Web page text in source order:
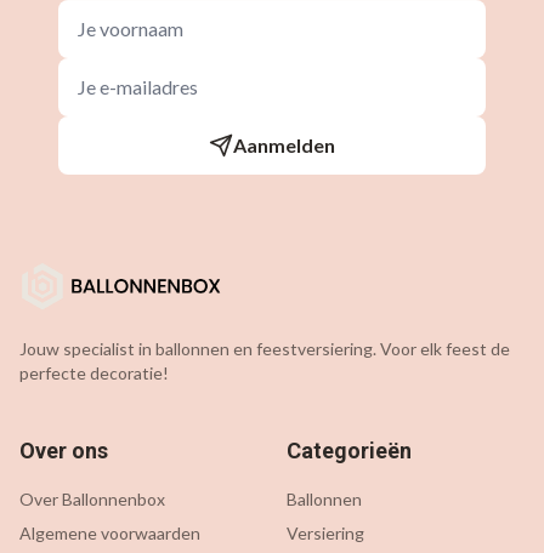
Aanmelden
Jouw specialist in ballonnen en feestversiering. Voor elk feest de
perfecte decoratie!
Over ons
Over Ballonnenbox
Algemene voorwaarden
Categorieën
Ballonnen
Versiering